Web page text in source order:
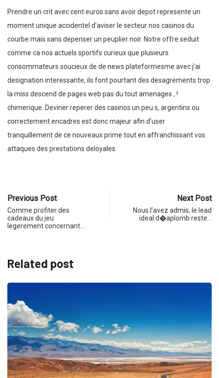
Prendre un crit avec cent euros sans avoir depot represente un
moment unique accidentel d’aviser le secteur nos casinos du
courbe mais sans depenser un peuplier noir. Notre offre seduit
comme ca nos actuels sportifs curieux que plusieurs
consommateurs soucieux de de news plateformesme avec j’ai
designation interessante, ils font pourtant des desagrements trop
la miss descend de pages web pas du tout amenages , !
chimerique. Deviner reperer des casinos un peu s, argentins ou
correctement encadres est donc majeur afin d’user
tranquillement de ce nouveaux prime tout en affranchissant vos
attaques des prestations deloyales.
Previous Post
Comme profiter des
cadeaux du jeu
legerement concernant…
Next Post
Nous l’avez admis, le lead
ideal d�aplomb reste…
Related post